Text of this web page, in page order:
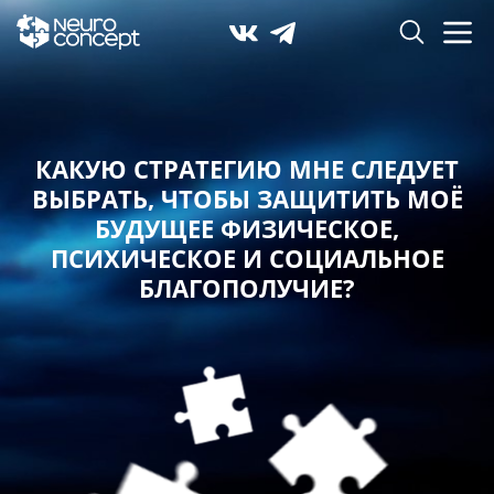
КАКУЮ СТРАТЕГИЮ МНЕ СЛЕДУЕТ
ВЫБРАТЬ,ЧТОБЫ ЗАЩИТИТЬ МОЁ
БУДУЩЕЕ ФИЗИЧЕСКОЕ,
ПСИХИЧЕСКОЕ И СОЦИАЛЬНОЕ
БЛАГОПОЛУЧИЕ?